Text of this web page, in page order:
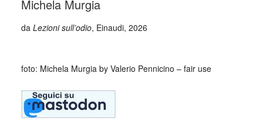
Michela Murgia
da Lezioni sull’odio, Einaudi, 2026
foto: Michela Murgia by Valerio Pennicino – fair use